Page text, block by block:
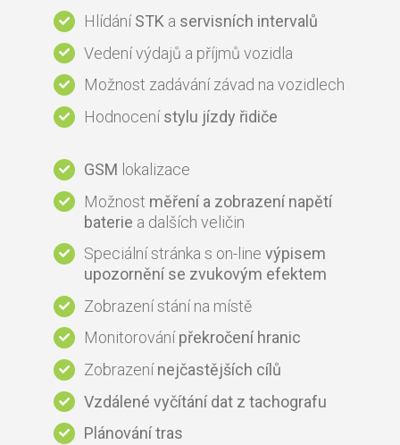
HlídáníSTK a servisních intervalů
Vedení výdajů a příjmů vozidla
Možnost zadávání závad na vozidlech
Hodnocenístylu jízdy řidiče
GSM lokalizace
Možnost měření a zobrazení napětí
baterie a dalších veličin
Speciální stránka s on-line výpisem
upozornění se zvukovým efektem
Zobrazení stání na místě
Monitorovánípřekročení hranic
Zobrazenínejčastějších cílů
Vzdálené vyčítání dat z tachografu
Plánování tras